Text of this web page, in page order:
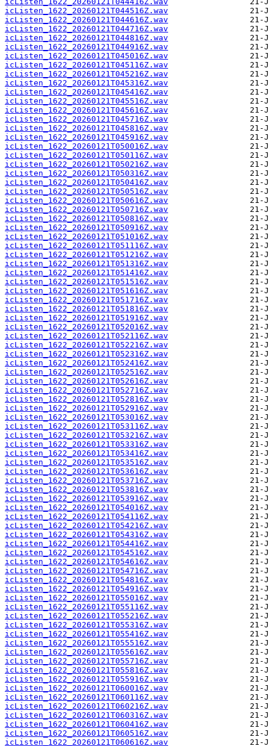
icListen_1622_20260121T044516Z.wav
icListen_1622_20260121T044616Z.wav
icListen_1622_20260121T044716Z.wav
icListen_1622_20260121T044816Z.wav
icListen_1622_20260121T044916Z.wav
icListen_1622_20260121T045016Z.wav
icListen_1622_20260121T045116Z.wav
icListen_1622_20260121T045216Z.wav
icListen_1622_20260121T045316Z.wav
icListen_1622_20260121T045416Z.wav
icListen_1622_20260121T045516Z.wav
icListen_1622_20260121T045616Z.wav
icListen_1622_20260121T045716Z.wav
icListen_1622_20260121T045816Z.wav
icListen_1622_20260121T045916Z.wav
icListen_1622_20260121T050016Z.wav
icListen_1622_20260121T050116Z.wav
icListen_1622_20260121T050216Z.wav
icListen_1622_20260121T050316Z.wav
icListen_1622_20260121T050416Z.wav
icListen_1622_20260121T050516Z.wav
icListen_1622_20260121T050616Z.wav
icListen_1622_20260121T050716Z.wav
icListen_1622_20260121T050816Z.wav
icListen_1622_20260121T050916Z.wav
icListen_1622_20260121T051016Z.wav
icListen_1622_20260121T051116Z.wav
icListen_1622_20260121T051216Z.wav
icListen_1622_20260121T051316Z.wav
icListen_1622_20260121T051416Z.wav
icListen_1622_20260121T051516Z.wav
icListen_1622_20260121T051616Z.wav
icListen_1622_20260121T051716Z.wav
icListen_1622_20260121T051816Z.wav
icListen_1622_20260121T051916Z.wav
icListen_1622_20260121T052016Z.wav
icListen_1622_20260121T052116Z.wav
icListen_1622_20260121T052216Z.wav
icListen_1622_20260121T052316Z.wav
icListen_1622_20260121T052416Z.wav
icListen_1622_20260121T052516Z.wav
icListen_1622_20260121T052616Z.wav
icListen_1622_20260121T052716Z.wav
icListen_1622_20260121T052816Z.wav
icListen_1622_20260121T052916Z.wav
icListen_1622_20260121T053016Z.wav
icListen_1622_20260121T053116Z.wav
icListen_1622_20260121T053216Z.wav
icListen_1622_20260121T053316Z.wav
icListen_1622_20260121T053416Z.wav
icListen_1622_20260121T053516Z.wav
icListen_1622_20260121T053616Z.wav
icListen_1622_20260121T053716Z.wav
icListen_1622_20260121T053816Z.wav
icListen_1622_20260121T053916Z.wav
icListen_1622_20260121T054016Z.wav
icListen_1622_20260121T054116Z.wav
icListen_1622_20260121T054216Z.wav
icListen_1622_20260121T054316Z.wav
icListen_1622_20260121T054416Z.wav
icListen_1622_20260121T054516Z.wav
icListen_1622_20260121T054616Z.wav
icListen_1622_20260121T054716Z.wav
icListen_1622_20260121T054816Z.wav
icListen_1622_20260121T054916Z.wav
icListen_1622_20260121T055016Z.wav
icListen_1622_20260121T055116Z.wav
icListen_1622_20260121T055216Z.wav
icListen_1622_20260121T055316Z.wav
icListen_1622_20260121T055416Z.wav
icListen_1622_20260121T055516Z.wav
icListen_1622_20260121T055616Z.wav
icListen_1622_20260121T055716Z.wav
icListen_1622_20260121T055816Z.wav
icListen_1622_20260121T055916Z.wav
icListen_1622_20260121T060016Z.wav
icListen_1622_20260121T060116Z.wav
icListen_1622_20260121T060216Z.wav
icListen_1622_20260121T060316Z.wav
icListen_1622_20260121T060416Z.wav
icListen_1622_20260121T060516Z.wav
icListen_1622_20260121T060616Z.wav